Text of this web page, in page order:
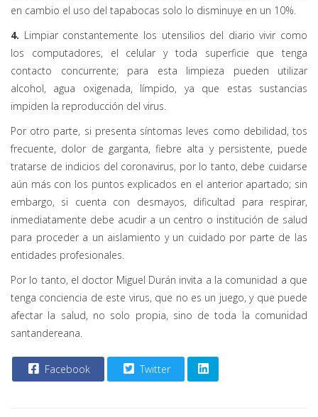
en cambio el uso del tapabocas solo lo disminuye en un 10%.
4. Limpiar constantemente los utensilios del diario vivir como
los computadores, el celular y toda superficie que tenga
contacto concurrente; para esta limpieza pueden utilizar
alcohol, agua oxigenada, límpido, ya que estas sustancias
impiden la reproducción del virus.
Por otro parte, si presenta síntomas leves como debilidad, tos
frecuente, dolor de garganta, fiebre alta y persistente, puede
tratarse de indicios del coronavirus, por lo tanto, debe cuidarse
aún más con los puntos explicados en el anterior apartado; sin
embargo, si cuenta con desmayos, dificultad para respirar,
inmediatamente debe acudir a un centro o institución de salud
para proceder a un aislamiento y un cuidado por parte de las
entidades profesionales.
Por lo tanto, el doctor Miguel Durán invita a la comunidad a que
tenga conciencia de este virus, que no es un juego, y que puede
afectar la salud, no solo propia, sino de toda la comunidad
santandereana.
Facebook Twitter